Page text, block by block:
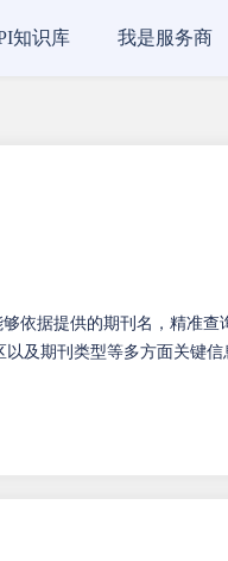
依据提供的期刊名，精准
及期刊类型等多方面关键
知识库 我是服务商